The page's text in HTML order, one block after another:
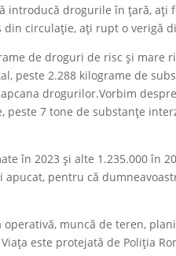
introducă drogurile în țară, ați
din circulație, ați rupt o verigă
de droguri de risc și mare
peste 2.288 kilograme de
drogurilor.Vorbim
peste 7 tone de substanțe
în 2023 și alte 1.235.000 în
pentru că
muncă de teren,
este protejată de Poliția